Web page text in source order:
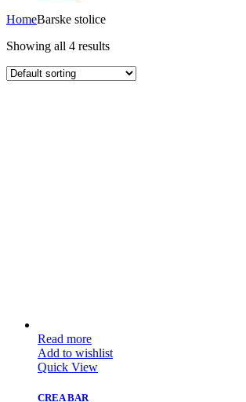
HomeBarske stolice
Showing all 4 results
Read more
Add to wishlist
Quick View
CREA BAR